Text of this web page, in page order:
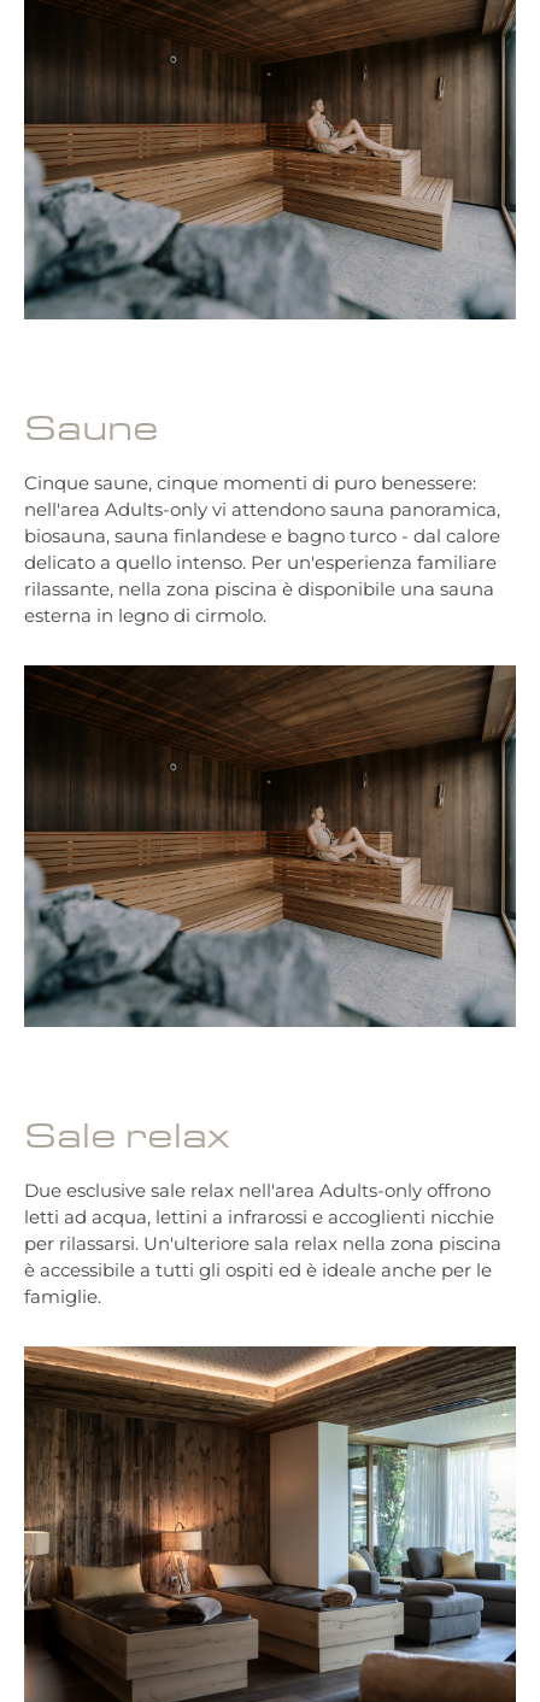
Saune
Cinque saune, cinque momenti di puro benessere:
nell'area Adults-only vi attendono sauna panoramica,
biosauna, sauna finlandese e bagno turco - dal calore
delicato a quello intenso. Per un'esperienza familiare
rilassante, nella zona piscina è disponibile una sauna
esterna in legno di cirmolo.
Sale relax
Due esclusive sale relax nell'area Adults-only offrono
letti ad acqua, lettini a infrarossi e accoglienti nicchie
per rilassarsi. Un'ulteriore sala relax nella zona piscina
è accessibile a tutti gli ospiti ed è ideale anche per le
famiglie.